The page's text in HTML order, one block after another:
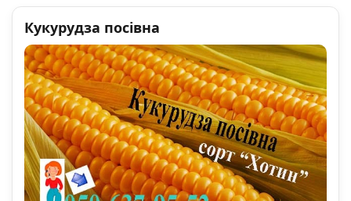
Кукурудза посівна